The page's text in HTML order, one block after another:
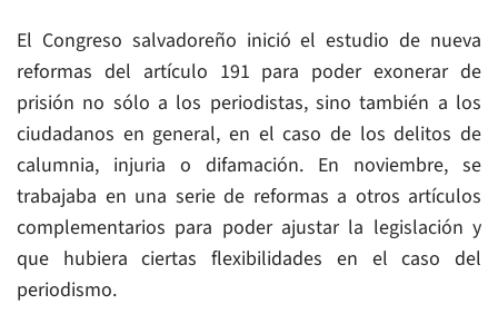
El Congreso salvadoreño inició el estudio de nueva
reformas del artículo 191 para poder exonerar de
prisión no sólo a los periodistas, sino también a los
ciudadanos en general, en el caso de los delitos de
calumnia, injuria o difamación. En noviembre, se
trabajaba en una serie de reformas a otros artículos
complementarios para poder ajustar la legislación y
que hubiera ciertas flexibilidades en el caso del
periodismo.